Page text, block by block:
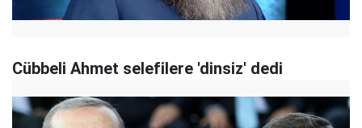
Cübbeli Ahmet selefilere 'dinsiz' dedi